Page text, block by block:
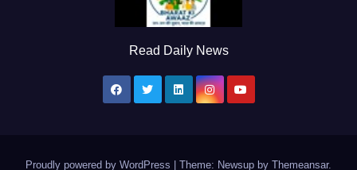
Read Daily News
Proudly powered by WordPress Theme: Newsup by Themeansar.